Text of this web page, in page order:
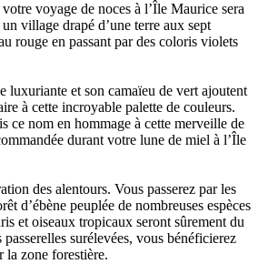
voyage de noces à l’Île Maurice sera
village drapé d’une terre aux sept
rouge en passant par des coloris violets
luxuriante et son camaïeu de vert ajoutent
à cette incroyable palette de couleurs.
ce nom en hommage à cette merveille de
durant votre lune de miel à l’Île
des alentours. Vous passerez par les
d’ébène peuplée de nombreuses espèces
et oiseaux tropicaux seront sûrement du
surélevées, vous bénéficierez
la zone forestière.